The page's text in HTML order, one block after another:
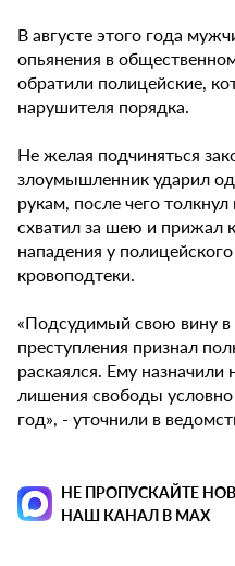
В августе этого года
опьянения в
обратили полицейские,
нарушителя порядка.
Не желая подчиняться
злоумышленник ударил
рукам, после чего
схватил за шею и прижал
нападения у
кровоподтеки.
«Подсудимый свою вину в
преступления признал
раскаялся. Ему назначили
лишения свободы
год», - уточнили в
НЕ ПРОПУСКАЙТЕ
НАШ КАНАЛ В MAX